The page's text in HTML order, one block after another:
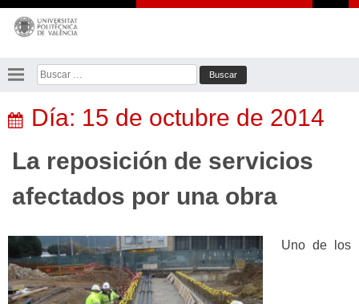
Saltar
contenido
Buscar:
Día: 15 de octubre de 2014
La reposición de servicios
afectados por una obra
Uno de los